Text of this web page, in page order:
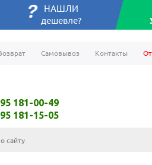
НАШЛИ
дешевле?
Самовывоз Контакты
181-00-49
181-15-05